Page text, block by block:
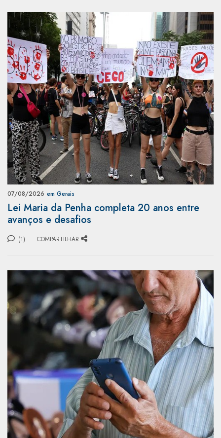
07/08/2026 em Gerais
Lei Maria da Penha completa 20 anos entre
avanços e desafios
(1) COMPARTILHAR